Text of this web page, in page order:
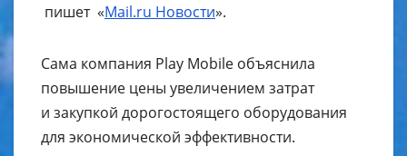
пишет «Mail.ru Новости».
Сама компания Play Mobile объяснила
повышение цены увеличением затрат
и закупкой дорогостоящего оборудования
для экономической эффективности.